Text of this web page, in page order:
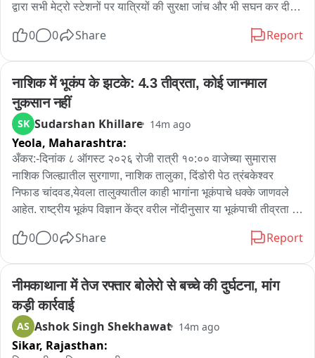
द्वारा सभी मेट्रो स्टेशनों पर यात्रियों की सुरक्षा जांच और भी सघन कर दी
खासकर भीड़-भाड़ वाले समय (पीक आवर्स) में, लंबी लाइनें लग सकती हैं।
इसलिए, यात्रियों को सलाह दी जाती है कि वे अपनी यात्रा की योजना उसी
अनुसार बनाएं और इन दिनों में आने-जाने के लिए थोड़ा अतिरिक्त समय लेकर
चलें। यात्रियों से अनुरोध है कि सुरक्षा जांच के दौरान सुरक्षा कर्मियों का
सहयोग करें।
0 0 Share Report
नाशिक में भूकंप के झटके: 4.3 तीव्रता, कोई जानमाल
नुकसान नहीं
SK Sudarshan Khillare 14m ago
Yeola, Maharashtra:
अँकर:-दिनांक ८ ऑगस्ट २०२६ रोजी रात्री १०:०० वाजेच्या सुमारास
नाशिक जिल्ह्यातील सुरगाणा, नाशिक तालुका, दिंडोरी पेठ त्रंबकेश्वर
निफाड चांदवड,येवला तालुक्यातील काही भागांना भूकंपाचे धक्के जाणवले
आहेत. राष्ट्रीय भूकंप विज्ञान केंद्र वरील नोंदीनुसार या भूकंपाची तीव्रता
गुजरात राज्यातील हातगड डोंगर रांगा जवळील जमिनीखाली ५ किलोमीटर
कसल्याही प्रकारची जीवितहानी झालेली नाही. तरी काही ठिकाणी घरांना
भेगा पडल्याच्या घटना देखील समोर आले आहे, संभाव्य धोका टाळण्यासाठी
नागरिकांनी सतर्क राहावे. विशेषतः कच्चे बांधकाम (दगड-मातीचे बांधकाम)
असलेल्या घरांमध्ये राहणाऱ्या नागरिकांनी अधिक काळजी घ्यावी, असे
आवाहन जिल्हा प्रशासनामार्फत करण्यात येत आहे.
0 0 Share Report
नीमकाथाना में तेज रफ्तार बोलेरो से बच्चे की दुर्घटना, मांग
कड़ी कार्रवाई
AS Ashok Singh Shekhawat 14m ago
Sikar, Rajasthan: